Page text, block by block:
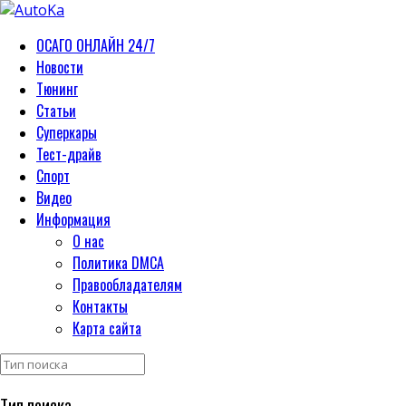
ОСАГО ОНЛАЙН 24/7
Новости
Тюнинг
Статьи
Суперкары
Тест-драйв
Спорт
Видео
Информация
О нас
Политика DMCA
Правообладателям
Контакты
Карта сайта